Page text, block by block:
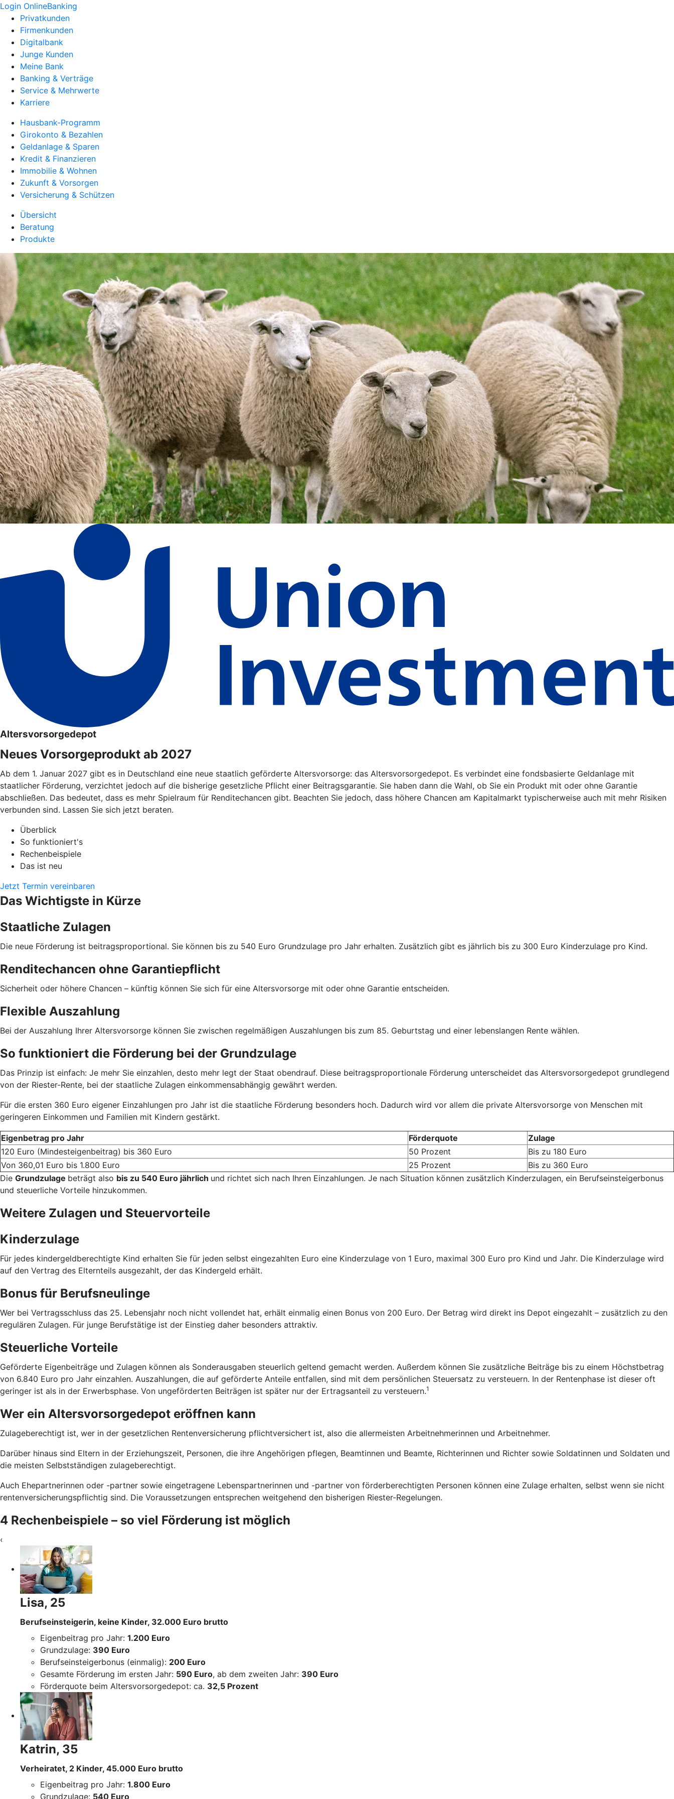
Login OnlineBanking
Privatkunden
Firmenkunden
Digitalbank
Junge Kunden
Meine Bank
Banking & Verträge
Service & Mehrwerte
Karriere
Hausbank-Programm
Girokonto & Bezahlen
Geldanlage & Sparen
Kredit & Finanzieren
Immobilie & Wohnen
Zukunft & Vorsorgen
Versicherung & Schützen
Übersicht
Beratung
Produkte
Altersvorsorgedepot
Neues Vorsorgeprodukt ab 2027
Ab dem 1. Januar 2027 gibt es in Deutschland eine neue staatlich geförderte Altersvorsorge: das Altersvorsorgedepot. Es verbindet eine fondsbasierte Geldanlage mit
staatlicher Förderung, verzichtet jedoch auf die bisherige gesetzliche Pflicht einer Beitragsgarantie. Sie haben dann die Wahl, ob Sie ein Produkt mit oder ohne Garantie
abschließen. Das bedeutet, dass es mehr Spielraum für Renditechancen gibt. Beachten Sie jedoch, dass höhere Chancen am Kapitalmarkt typischerweise auch mit mehr Risiken
verbunden sind. Lassen Sie sich jetzt beraten.
Überblick
So funktioniert's
Rechenbeispiele
Das ist neu
Jetzt Termin vereinbaren
Das Wichtigste in Kürze
Staatliche Zulagen
Die neue Förderung ist beitragsproportional. Sie können bis zu 540 Euro Grundzulage pro Jahr erhalten. Zusätzlich gibt es jährlich bis zu 300 Euro Kinderzulage pro Kind.
Renditechancen ohne Garantiepflicht
Sicherheit oder höhere Chancen – künftig können Sie sich für eine Altersvorsorge mit oder ohne Garantie entscheiden.
Flexible Auszahlung
Bei der Auszahlung Ihrer Altersvorsorge können Sie zwischen regelmäßigen Auszahlungen bis zum 85. Geburtstag und einer lebenslangen Rente wählen.
So funktioniert die Förderung bei der Grundzulage
Das Prinzip ist einfach: Je mehr Sie einzahlen, desto mehr legt der Staat obendrauf. Diese beitragsproportionale Förderung unterscheidet das Altersvorsorgedepot grundlegend
von der Riester-Rente, bei der staatliche Zulagen einkommensabhängig gewährt werden.
Für die ersten 360 Euro eigener Einzahlungen pro Jahr ist die staatliche Förderung besonders hoch. Dadurch wird vor allem die private Altersvorsorge von Menschen mit
geringeren Einkommen und Familien mit Kindern gestärkt.
Eigenbetrag pro Jahr Förderquote
Zulage
120 Euro (Mindesteigenbeitrag) bis 360 Euro
50 Prozent
Bis zu 180 Euro
Von 360,01 Euro bis 1.800 Euro
25 Prozent
Bis zu 360 Euro
Die Grundzulage beträgt also bis zu 540 Euro jährlich und richtet sich nach Ihren Einzahlungen. Je nach Situation können zusätzlich Kinderzulagen, ein Berufseinsteigerbonus
und steuerliche Vorteile hinzukommen.
Weitere Zulagen und Steuervorteile
Kinderzulage
Für jedes kindergeldberechtigte Kind erhalten Sie für jeden selbst eingezahlten Euro eine Kinderzulage von 1 Euro, maximal 300 Euro pro Kind und Jahr. Die Kinderzulage wird
auf den Vertrag des Elternteils ausgezahlt, der das Kindergeld erhält.
Bonus für Berufsneulinge
Wer bei Vertragsschluss das 25. Lebensjahr noch nicht vollendet hat, erhält einmalig einen Bonus von 200 Euro. Der Betrag wird direkt ins Depot eingezahlt – zusätzlich zu den
regulären Zulagen. Für junge Berufstätige ist der Einstieg daher besonders attraktiv.
Steuerliche Vorteile
Geförderte Eigenbeiträge und Zulagen können als Sonderausgaben steuerlich geltend gemacht werden. Außerdem können Sie zusätzliche Beiträge bis zu einem Höchstbetrag
von 6.840 Euro pro Jahr einzahlen. Auszahlungen, die auf geförderte Anteile entfallen, sind mit dem persönlichen Steuersatz zu versteuern. In der Rentenphase ist dieser oft
geringer ist als in der Erwerbsphase. Von ungeförderten Beiträgen ist später nur der Ertragsanteil zu versteuern.1
Wer ein Altersvorsorgedepot eröffnen kann
Zulageberechtigt ist, wer in der gesetzlichen Rentenversicherung pflichtversichert ist, also die allermeisten Arbeitnehmerinnen und Arbeitnehmer.
Darüber hinaus sind Eltern in der Erziehungszeit, Personen, die ihre Angehörigen pflegen, Beamtinnen und Beamte, Richterinnen und Richter sowie Soldatinnen und Soldaten und
die meisten Selbstständigen zulageberechtigt.
Auch Ehepartnerinnen oder -partner sowie eingetragene Lebenspartnerinnen und -partner von förderberechtigten Personen können eine Zulage erhalten, selbst wenn sie nicht
rentenversicherungspflichtig sind. Die Voraussetzungen entsprechen weitgehend den bisherigen Riester-Regelungen.
4 Rechenbeispiele – so viel Förderung ist möglich
‹
Lisa, 25
Berufseinsteigerin, keine Kinder, 32.000 Euro brutto
Eigenbeitrag pro Jahr: 1.200 Euro
Grundzulage: 390 Euro
Berufseinsteigerbonus (einmalig): 200 Euro
Gesamte Förderung im ersten Jahr: 590 Euro, ab dem zweiten Jahr: 390 Euro
Förderquote beim Altersvorsorgedepot: ca. 32,5 Prozent
Katrin, 35
Verheiratet, 2 Kinder, 45.000 Euro brutto
Eigenbeitrag pro Jahr: 1.800 Euro
Grundzulage: 540 Euro